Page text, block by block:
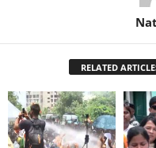
RELATED